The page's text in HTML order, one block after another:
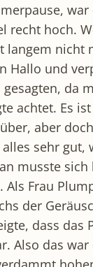
recht hoch.
langem nicht
Hallo und
da
achtet. Es
aber
sehr gut,
musste
Als Frau
der
dass das
Also das